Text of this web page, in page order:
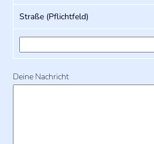
Straße (Pflichtfeld)
Deine Nachricht